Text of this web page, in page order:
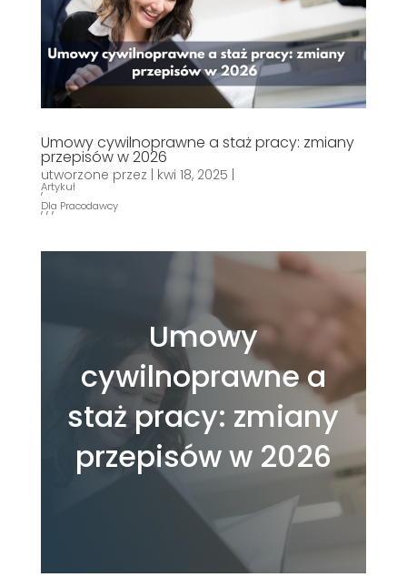
Umowy cywilnoprawne a staż pracy: zmiany
przepisów w 2026
utworzone przez kwi 18, 2025
Artykuł
,
Dla Pracodawcy
,,,
Umowy
cywilnoprawne a
staż pracy: zmiany
przepisów w 2026